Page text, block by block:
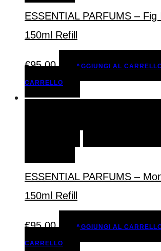
ESSENTIAL PARFUMS – Fig
150ml Refill
€95,00 AGGIUNGI AL
CARRELLO
ESSENTIAL PARFUMS –
150ml Refill
€95,00 AGGIUNGI AL
CARRELLO